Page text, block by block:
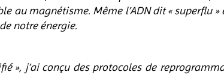
au magnétisme. Même l’ADN dit « superflu
notre énergie.
», j’ai conçu des protocoles de